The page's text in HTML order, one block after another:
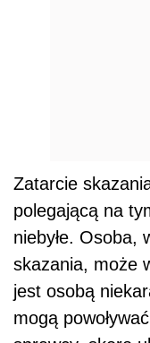
Zatarcie
polegającą na
niebyłe. Osoba,
skazania, może
jest osobą
mogą